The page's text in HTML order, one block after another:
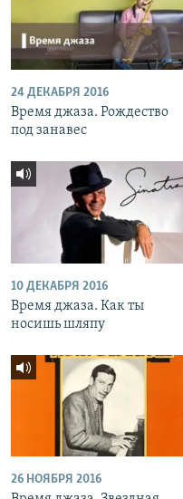
24 ДЕКАБРЯ 2016
Время джаза. Рождество
под занавес
10 ДЕКАБРЯ 2016
Время джаза. Как ты
носишь шляпу
26 НОЯБРЯ 2016